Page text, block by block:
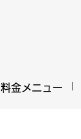
料金メニュー